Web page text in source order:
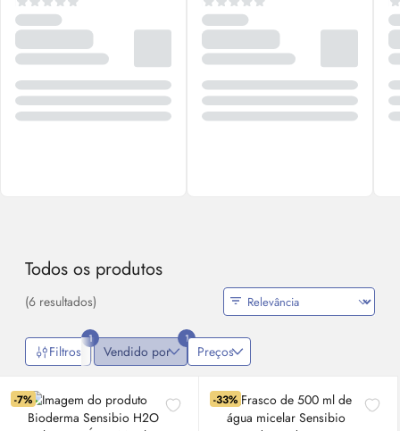
Todos os produtos
(6 resultados)
Filtros
1
Vendido por
1
Preços
-7% -33%